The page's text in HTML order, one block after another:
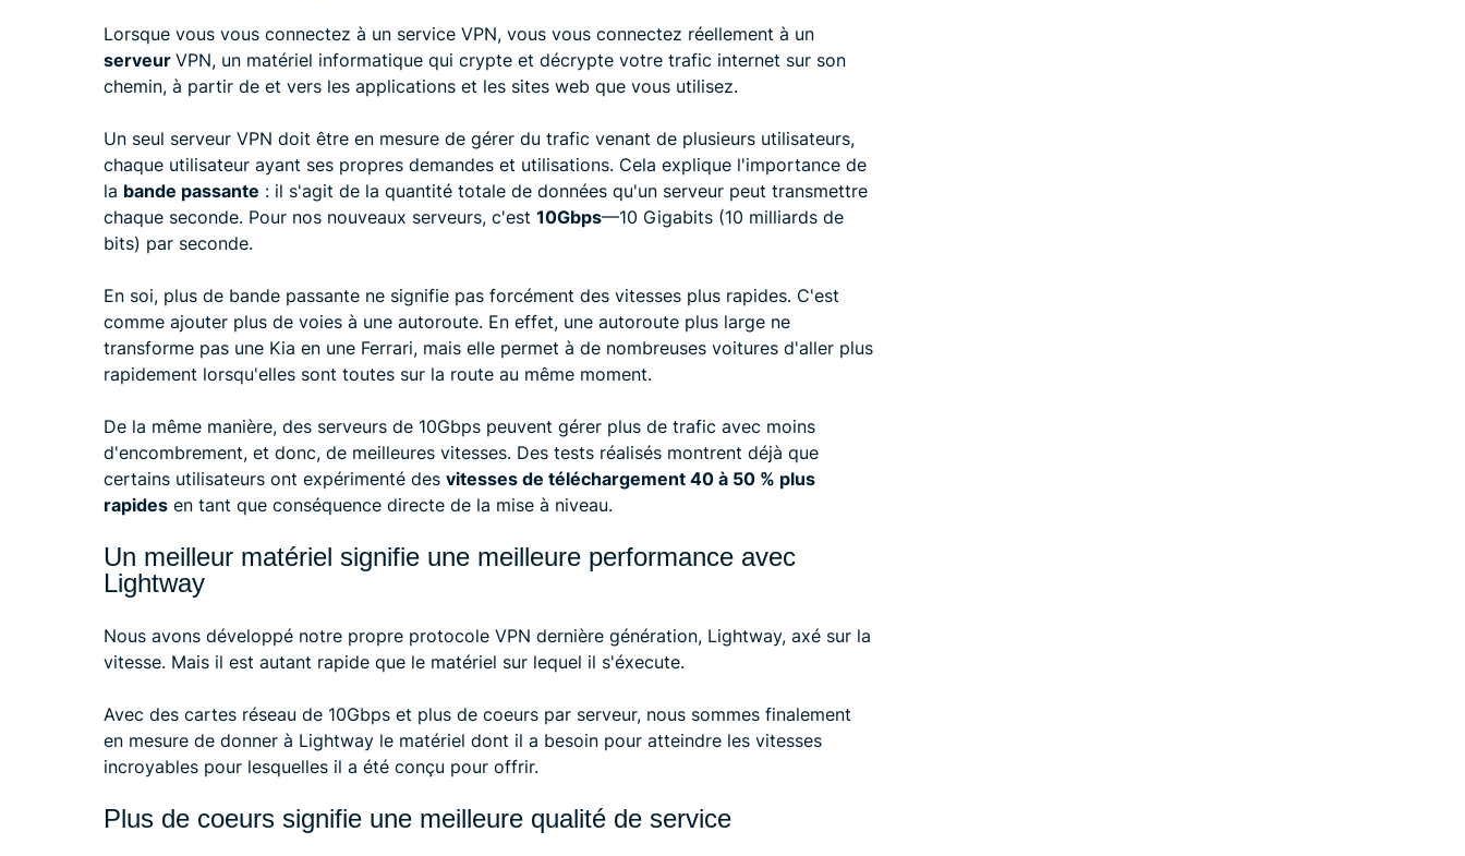
Lorsque vous vous connectez à un service VPN, vous vous connectez réellement à un
serveur VPN, un matériel informatique qui crypte et décrypte votre trafic internet sur son
chemin, à partir de et vers les applications et les sites web que vous utilisez.
Un seul serveur VPN doit être en mesure de gérer du trafic venant de plusieurs utilisateurs,
chaque utilisateur ayant ses propres demandes et utilisations. Cela explique l'importance de
la bande passante : il s'agit de la quantité totale de données qu'un serveur peut transmettre
chaque seconde. Pour nos nouveaux serveurs, c'est 10Gbps—10 Gigabits (10 milliards de
bits) par seconde.
En soi, plus de bande passante ne signifie pas forcément des vitesses plus rapides. C'est
comme ajouter plus de voies à une autoroute. En effet, une autoroute plus large ne
transforme pas une Kia en une Ferrari, mais elle permet à de nombreuses voitures d'aller plus
rapidement lorsqu'elles sont toutes sur la route au même moment.
De la même manière, des serveurs de 10Gbps peuvent gérer plus de trafic avec moins
d'encombrement, et donc, de meilleures vitesses. Des tests réalisés montrent déjà que
certains utilisateurs ont expérimenté des vitesses de téléchargement 40 à 50 % plus
rapides en tant que conséquence directe de la mise à niveau.
Un meilleur matériel signifie une meilleure performance avec
Lightway
Nous avons développé notre propre protocole VPN dernière génération, Lightway, axé sur la
vitesse. Mais il est autant rapide que le matériel sur lequel il s'éxecute.
Avec des cartes réseau de 10Gbps et plus de coeurs par serveur, nous sommes finalement
en mesure de donner à Lightway le matériel dont il a besoin pour atteindre les vitesses
incroyables pour lesquelles il a été conçu pour offrir.
Plus de coeurs signifie une meilleure qualité de service